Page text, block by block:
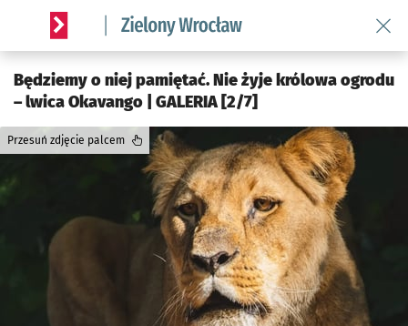
Serwis informacyjny wroclaw.pl podserwis: Środowisko we
Będziemy o niej pamiętać. Nie żyje królowa ogrodu
– lwica Okavango | GALERIA [2/7]
Przesuń zdjęcie palcem